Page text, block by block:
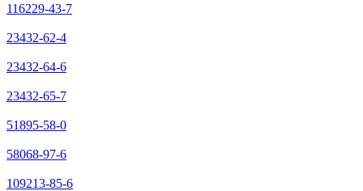
116229-43-7
23432-62-4
23432-64-6
23432-65-7
51895-58-0
58068-97-6
109213-85-6